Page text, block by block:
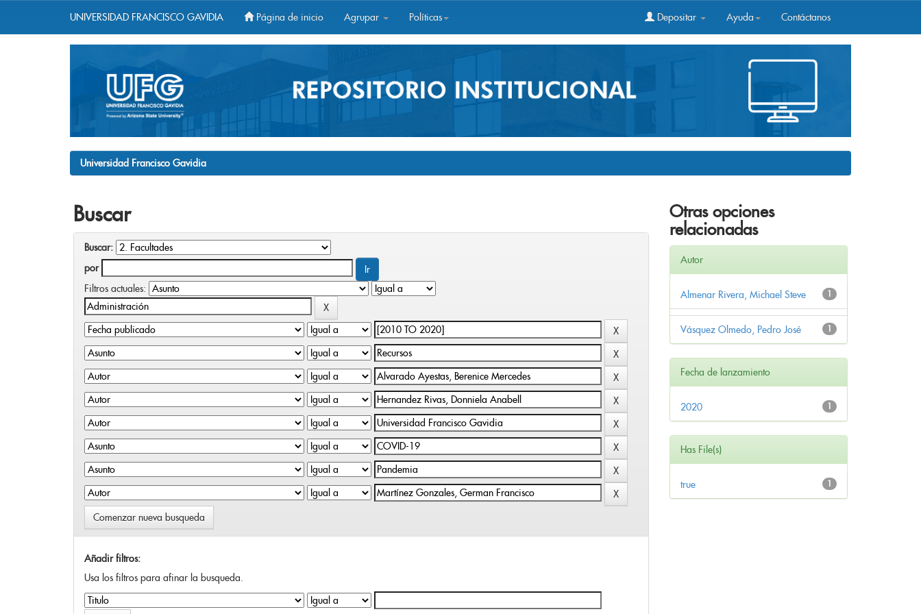
UNIVERSIDAD FRANCISCO GAVIDIA Página de inicio Agrupar Políticas Depositar Ayuda Contáctanos
Universidad Francisco Gavidia
Buscar
Buscar:
por
Filtros actuales:
Comenzar nueva busqueda
Añadir filtros:
Usa los filtros para afinar la busqueda.
Otras opciones
relacionadas
Autor
1
Almenar Rivera, Michael Steve
1
Vásquez Olmedo, Pedro José
Fecha de lanzamiento
1
2020
Has File(s)
1
true